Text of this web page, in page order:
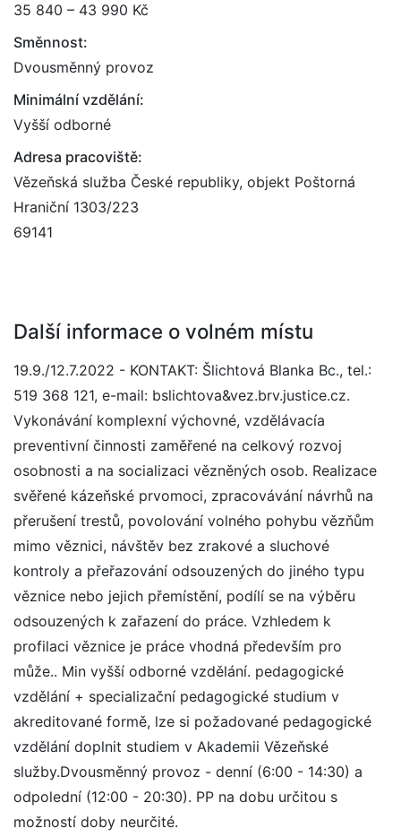
35 840 – 43 990 Kč
Směnnost:
Dvousměnný provoz
Minimální vzdělání:
Vyšší odborné
Adresa pracoviště:
Vězeňská služba České republiky, objekt Poštorná
Hraniční 1303/223
69141
Další informace o volném místu
19.9./12.7.2022 - KONTAKT: Šlichtová Blanka Bc., tel.:
519 368 121, e-mail: bslichtova&vez.brv.justice.cz.
Vykonávání komplexní výchovné, vzdělávacía
preventivní činnosti zaměřené na celkový rozvoj
osobnosti a na socializaci vězněných osob. Realizace
svěřené kázeňské prvomoci, zpracovávání návrhů na
přerušení trestů, povolování volného pohybu vězňům
mimo věznici, návštěv bez zrakové a sluchové
kontroly a přeřazování odsouzených do jiného typu
věznice nebo jejich přemístění, podílí se na výběru
odsouzených k zařazení do práce. Vzhledem k
profilaci věznice je práce vhodná především pro
může.. Min vyšší odborné vzdělání. pedagogické
vzdělání + specializační pedagogické studium v
akreditované formě, lze si požadované pedagogické
vzdělání doplnit studiem v Akademii Vězeňské
služby.Dvousměnný provoz - denní (6:00 - 14:30) a
odpolední (12:00 - 20:30). PP na dobu určitou s
možností doby neurčité.